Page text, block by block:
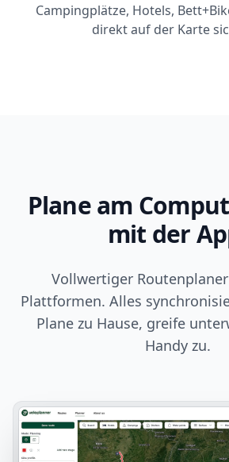
Campingplätze, Hotels,
direkt auf der Karte
Plane am
mit der
Vollwertiger
Plattformen. Alles
Plane zu Hause, greife
Handy zu.